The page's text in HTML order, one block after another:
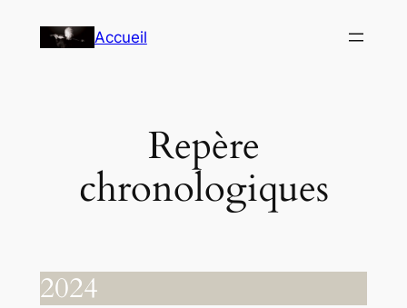
Accueil
Repère
chronologiques
2024